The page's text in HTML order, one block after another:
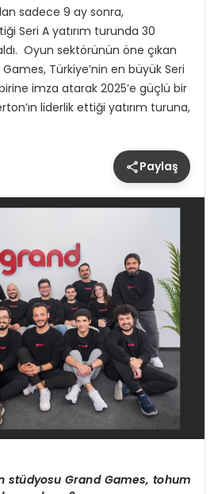
GERGİNLİĞİ!
sadece 9 ay sonra,
Seri A yatırım turunda 30
Oyun sektörünün öne çıkan
Türkiye’nin en büyük Seri
imza atarak 2025’e güçlü bir
liderlik ettiği yatırım turuna,
Paylaş
stüdyosu Grand Games, tohum